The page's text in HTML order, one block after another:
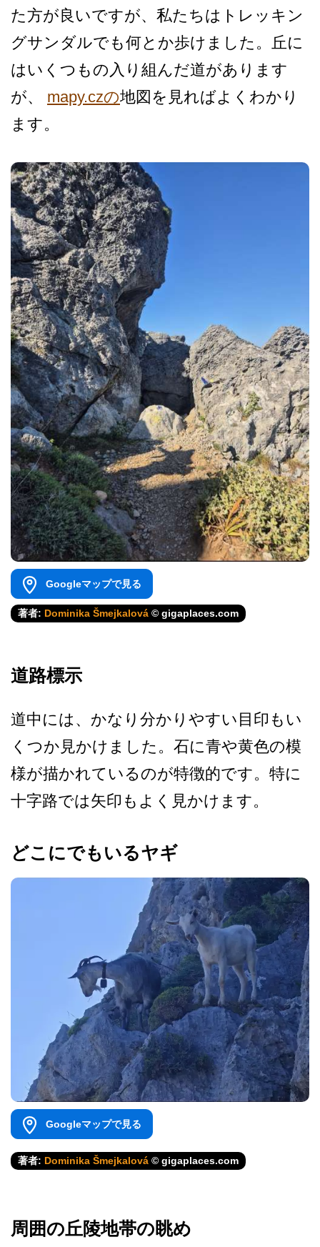
た方が良いです­が、私たちはトレッキン
グサンダルでも何とか歩けま­した。丘に
はいくつもの入り組んだ道があります
が、 mapy.czの地図を見ればよく­わかり
ます。
Googleマップで見る
著者: Dominika Šmejkalová © gigaplaces.com
道路標示
道中には、かなり分かりやす­い目印もい
くつか見かけました。石に青や黄色の模
様­が描かれているのが特徴的です。特に
十字路では矢印­もよく見かけます。
どこにでもいるヤギ
Googleマップで見る
著者: Dominika Šmejkalová © gigaplaces.com
周囲の丘陵地帯の眺め